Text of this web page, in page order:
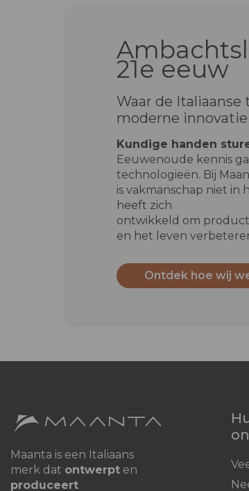
21e eeuw
Waar de Italiaanse
moderne
Kundige handen
Eeuwenoude kennis
technologieën. Bij
is vakmanschap niet in
heeft zich
ontwikkeld om
en het leven
Ontdek hoe wij
Maanta is een Italiaans
merk dat ontwerpt en
produceert